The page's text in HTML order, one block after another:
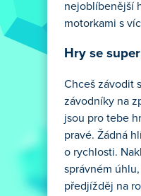
nejoblíbenější
motorkami s
Hry se
Chceš závodit
závodníky na
jsou pro tebe
pravé. Žádná
o rychlosti.
správném
předjížděj na